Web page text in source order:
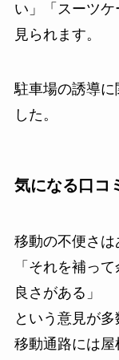
い」「スーツ
見られます。
駐車場の誘導に
した。
気になる口コ
移動の不便さは
「それを補っ
良さがある」
という意見が多
移動通路には